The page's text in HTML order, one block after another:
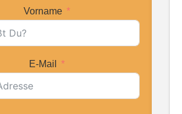
Vorname
E-Mail